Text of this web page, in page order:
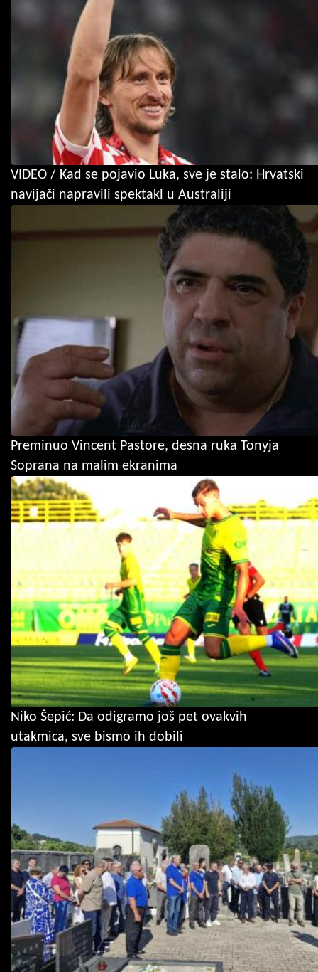
VIDEO / Kad se pojavio Luka, sve je stalo: Hrvatski
navijači napravili spektakl u Australiji
Preminuo Vincent Pastore, desna ruka Tonyja
Soprana na malim ekranima
Niko Šepić: Da odigramo još pet ovakvih
utakmica, sve bismo ih dobili